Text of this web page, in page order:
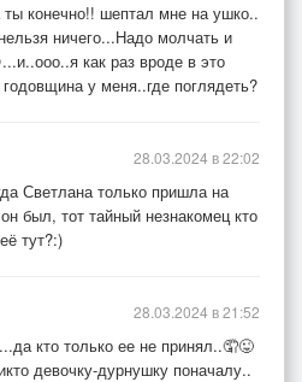
конечно!! шептал мне на ушко..
ничего...Надо молчать и
как раз вроде в это
у меня..где поглядеть?
Светлана только пришла на
был, тот тайный незнакомец кто
тут?:)
28.03.2024 в 22:02
кто только ее не принял..🤦😜
девочку-дурнушку поначалу..
28.03.2024 в 21:52